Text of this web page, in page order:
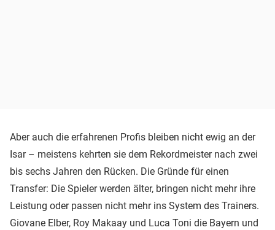
Aber auch die erfahrenen Profis bleiben nicht ewig an der
Isar – meistens kehrten sie dem Rekordmeister nach zwei
bis sechs Jahren den Rücken. Die Gründe für einen
Transfer: Die Spieler werden älter, bringen nicht mehr ihre
Leistung oder passen nicht mehr ins System des Trainers.
Giovane Elber, Roy Makaay und Luca Toni die Bayern und